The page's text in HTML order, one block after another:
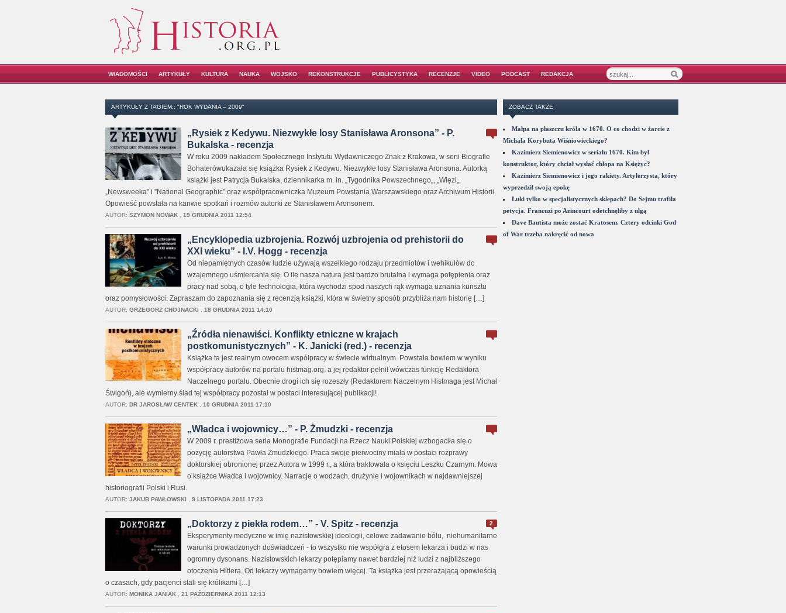
WIADOMOŚCI ARTYKUŁY KULTURA NAUKA WOJSKO REKONSTRUKCJE PUBLICYSTYKA RECENZJE VIDEO PODCAST REDAKCJA
ARTYKUŁY Z TAGIEM:: "ROK WYDANIA – 2009"
„Rysiek z Kedywu. Niezwykłe losy Stanisława Aronsona” - P.
Bukalska - recenzja
W roku 2009 nakładem Społecznego Instytutu Wydawniczego Znak z Krakowa, w serii Biografie
Bohaterówukazała się książka Rysiek z Kedywu. Niezwykłe losy Stanisława Aronsona. Autorką
książki jest Patrycja Bukalska, dziennikarka m. in. „Tygodnika Powszechnego„, „Więzi„,
„Newsweeka” i ”National Geographic” oraz współpracowniczka Muzeum Powstania Warszawskiego oraz Archiwum Historii.
Opowieść powstała na kanwie spotkań i rozmów autorki ze Stanisławem Aronsonem.
AUTOR: SZYMON NOWAK, 19 GRUDNIA 2011 12:54
„Encyklopedia uzbrojenia. Rozwój uzbrojenia od prehistorii do
XXI wieku” - I.V. Hogg - recenzja
Od niepamiętnych czasów ludzie używają wszelkiego rodzaju przedmiotów i wehikułów do
wzajemnego uśmiercania się. O ile nasza natura jest bardzo brutalna i wymaga potępienia oraz
pracy nad sobą, o tyle technologia, która wychodzi spod naszych rąk wymaga uznania kunsztu
oraz pomysłowości. Zapraszam do zapoznania się z recenzją książki, która w świetny sposób przybliża nam historię […]
AUTOR: GRZEGORZ CHOJNACKI 18 GRUDNIA 2011 14:10
„Źródła nienawiści. Konflikty etniczne w krajach
postkomunistycznych” - K. Janicki (red.) - recenzja
Książka ta jest realnym owocem współpracy w świecie wirtualnym. Powstała bowiem w wyniku
współpracy autorów na portalu histmag.org, a jej redaktor pełnił wówczas funkcję Redaktora
Naczelnego portalu. Obecnie drogi ich się rozeszły (Redaktorem Naczelnym Histmaga jest Michał
Świgoń), ale wymierny ślad tej współpracy pozostał w postaci interesującej publikacji!
AUTOR: DR JAROSŁAW CENTEK, 10 GRUDNIA 2011 17:10
„Władca i wojownicy…” - P. Żmudzki - recenzja
W 2009 r. prestiżowa seria Monografie Fundacji na Rzecz Nauki Polskiej wzbogaciła się o
pozycję autorstwa Pawła Żmudzkiego. Praca swoje pierwociny miała w postaci rozprawy
doktorskiej obronionej przez Autora w 1999 r., a która traktowała o księciu Leszku Czarnym. Mowa
o książce Władca i wojownicy. Narracje o wodzach, drużynie i wojownikach w najdawniejszej
historiografii Polski i Rusi.
AUTOR: JAKUB PAWŁOWSKI 9 LISTOPADA 2011 17:23
2
„Doktorzy z piekła rodem…” - V. Spitz - recenzja
Eksperymenty medyczne w imię nazistowskiej ideologii, celowe zadawanie bólu, niehumanitarne
warunki prowadzonych doświadczeń - to wszystko nie współgra z etosem lekarza i budzi w nas
ogromny dysonans. Nazistowskich lekarzy potępiamy nawet bardziej niż ludzi z najbliższego
otoczenia Hitlera. Od lekarzy wymagamy bowiem więcej. Ta książka jest przerażającą opowieścią
o czasach, gdy pacjenci stali się królikami […]
AUTOR: MONIKA JANIAK, 21 PAŹDZIERNIKA 2011 12:13
ZOBACZ TAKŻE
Małpa na płaszczu króla w 1670. O co chodzi w żarcie z
Michała Korybuta Wiśniowieckiego?
Kazimierz Siemienowicz w serialu 1670. Kim był
konstruktor, który chciał wysłać chłopa na Księżyc?
Kazimierz Siemienowicz i jego rakiety. Artylerzysta, który
wyprzedził swoją epokę
Łuki tylko w specjalistycznych sklepach? Do Sejmu trafiła
petycja. Francuzi po Azincourt odetchnęliby z ulgą
Dave Bautista może zostać Kratosem. Cztery odcinki God
of War trzeba nakręcić od nowa